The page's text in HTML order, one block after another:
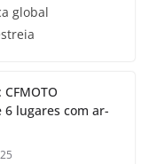
global
6 lugares com ar-